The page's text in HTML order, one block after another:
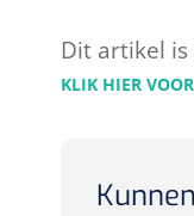
Dit artikel
KLIK HIER